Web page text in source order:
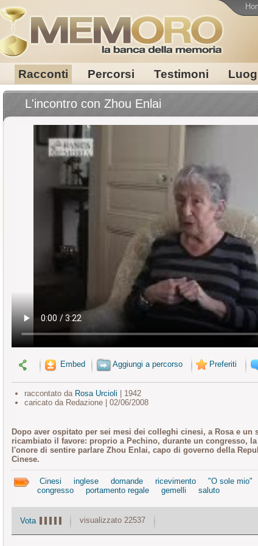
Racconti Percorsi Testimoni
L'incontro con Zhou Enlai
Embed Aggiungi a percorso Preferiti
raccontato da Rosa Urcioli | 1942
caricato da Redazione | 02/06/2008
Dopo aver ospitato per sei mesi dei colleghi cinesi, a Rosa e un
ricambiato il favore: proprio a Pechino, durante un congresso,
l'onore di sentire parlare Zhou Enlai, capo di governo della
Cinese.
Cinesi inglese domande ricevimento "O sole mio"
congresso
portamento regale gemelli saluto
Vota visualizzato 22537